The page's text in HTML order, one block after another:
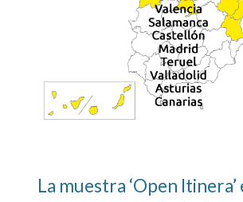
La muestra ‘Open